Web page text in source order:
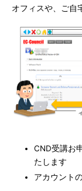
オフィスや、ご自
CND受講お
たします
アカウント